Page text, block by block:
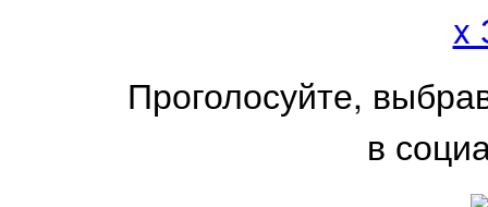
x
Проголосуйте,
в